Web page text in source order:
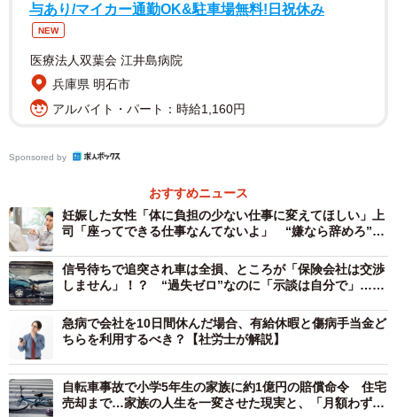
1．支給される金額の目安
傷病手当金として支給される額は、大まかには「給与の約3
分の2」です。正確には、支給開始日以前の連続した12カ月
間の標準報酬月額を平均した額の30分の1（日給相当額）の
2．受給期間と「通算化」
受給期間は、支給開始日から通算して1年6カ月です。以前
は「支給開始日から最長1年6カ月」という期間制限があり
ましたが、現在は制度改正により、復職したあとに再度、
同じ病気で休職した場合でも、合計で1年6カ月に達するま
で受給が可能となりました。
3．申請の条件
与あり/マイカー通勤OK&駐車場無料!日祝休み
NEW
医療法人双葉会 江井島病院
兵庫県 明石市
アルバイト・パート：時給1,160円
Sponsored by
おすすめニュース
妊娠した女性「体に負担の少ない仕事に変えてほしい」上
司「座ってできる仕事なんてないよ」 “嫌なら辞めろ”の
信号待ちで追突され車は全損、ところが「保険会社は交渉
しません」！？ “過失ゼロ”なのに「示談は自分で」…直
急病で会社を10日間休んだ場合、有給休暇と傷病手当金ど
ちらを利用するべき？【社労士が解説】
自転車事故で小学5年生の家族に約1億円の賠償命令 住宅
売却まで…家族の人生を一変させた現実と、「月額わずか